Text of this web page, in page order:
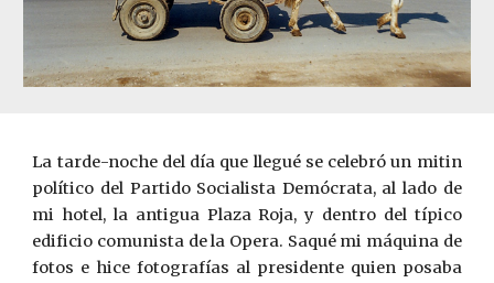
La tarde-noche del día que llegué se celebró un mitin
político del Partido Socialista Demócrata, al lado de
mi hotel, la antigua Plaza Roja, y dentro del típico
edificio comunista de la Opera. Saqué mi máquina de
fotos e hice fotografías al presidente quien posaba